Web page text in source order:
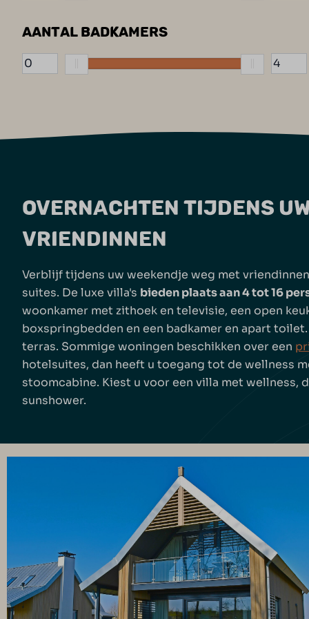
AANTAL BADKAMERS
OVERNACHTEN TIJDENS
VRIENDINNEN
Verblijf tijdens uw weekendje weg met
suites. De luxe villa's bieden plaats aan 4 tot 16
woonkamer met zithoek en televisie, een open
boxspringbedden en een badkamer en apart
terras. Sommige woningen beschikken over een
hotelsuites, dan heeft u toegang tot de wellness
stoomcabine. Kiest u voor een villa met wellness,
sunshower.